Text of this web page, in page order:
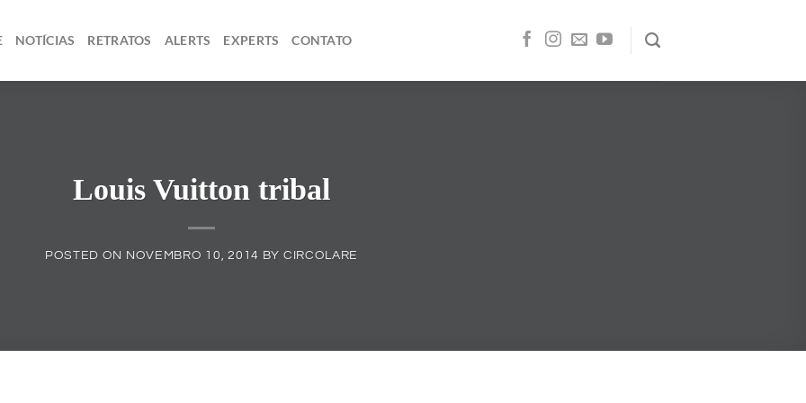
NOTÍCIAS RETRATOS ALERTS EXPERTS CONTATO
Louis Vuitton tribal
POSTED ON NOVEMBRO 10, 2014 BY CIRCOLARE